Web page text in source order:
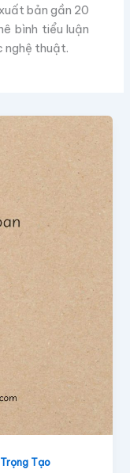
bản gần 20
bình tiểu luận
nghệ thuật.
Tạo